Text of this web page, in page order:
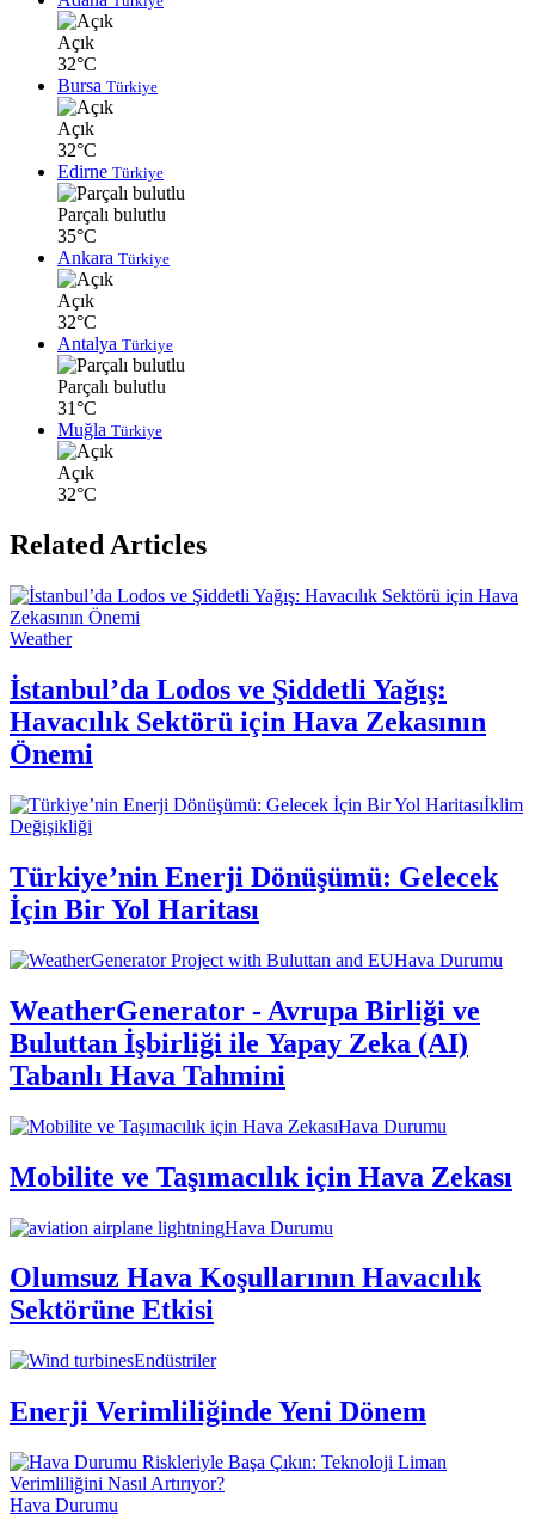
Açık
32°C
Bursa Türkiye
Açık
32°C
Edirne Türkiye
Parçalı bulutlu
35°C
Ankara Türkiye
Açık
32°C
Antalya Türkiye
Parçalı bulutlu
31°C
Muğla Türkiye
Açık
32°C
Related Articles
Weather
İstanbul’da Lodos ve Şiddetli Yağış:
Havacılık Sektörü için Hava Zekasının
Önemi
İklim
Değişikliği
Türkiye’nin Enerji Dönüşümü: Gelecek
İçin Bir Yol Haritası
Hava Durumu
WeatherGenerator - Avrupa Birliği ve
Buluttan İşbirliği ile Yapay Zeka (AI)
Tabanlı Hava Tahmini
Hava Durumu
Mobilite ve Taşımacılık için Hava Zekası
Hava Durumu
Olumsuz Hava Koşullarının Havacılık
Sektörüne Etkisi
Endüstriler
Enerji Verimliliğinde Yeni Dönem
Hava Durumu